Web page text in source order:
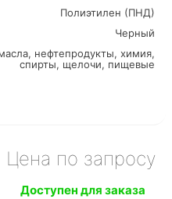
Полиэтилен (ПНД)
Черный
нефтепродукты, химия,
спирты, щелочи, пищевые
Цена по запросу
Доступен для заказа